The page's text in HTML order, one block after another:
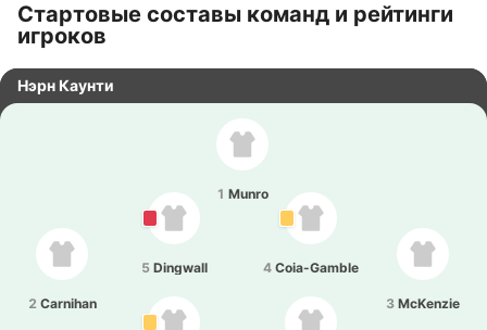
Стартовые составы команд и рейтинги
игроков
Нэрн Каунти
1 Munro
4 Coia-Gamble
3 McKenzie
5 Dingwall
2 Carnihan